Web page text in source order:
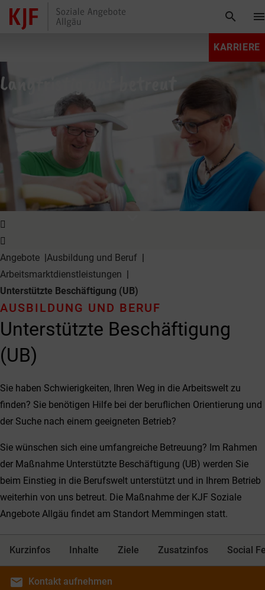
search
KARRIERE
Langfristig gut betreut
expand_more
Angebote
Ausbildung und Beruf
Arbeitsmarkt­dienstleistungen
Unterstützte Beschäftigung (UB)
Unterstützte Beschäftigung
(UB)
AUSBILDUNG UND BERUF
Sie haben Schwierigkeiten, Ihren Weg in die Arbeitswelt zu
finden? Sie benötigen Hilfe bei der beruflichen Orientierung und
der Suche nach einem geeigneten Betrieb?
Sie wünschen sich eine umfangreiche Betreuung? Im Rahmen
der Maßnahme Unterstützte Beschäftigung (UB) werden Sie
beim Einstieg in die Berufswelt unterstützt und in Ihrem Betrieb
weiterhin von uns betreut. Die Maßnahme der KJF Soziale
Angebote Allgäu findet am Standort Memmingen statt.
Kurzinfos Inhalte Ziele Zusatzinfos Social
email Kontakt aufnehmen